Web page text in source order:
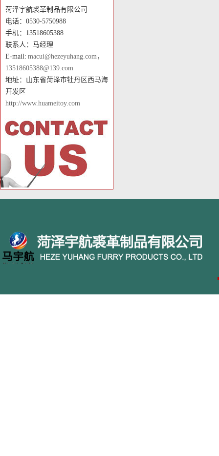
菏泽宇航裘革制品有限公司
电话：0530-5750988
手机：13518605388
联系人：马经理
E-mail: macui@hezeyuhang.com，
13518605388@139.com
地址：山东省菏泽市牡丹区西马海
开发区
http://www.huameitoy.com